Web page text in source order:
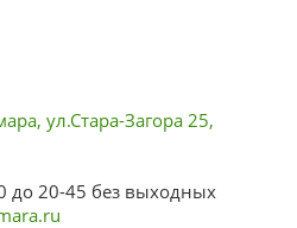
ул.Стара-Загора 25,
до 20-45 без выходных